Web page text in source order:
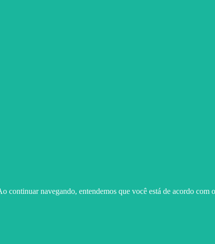
continuar navegando, entendemos que você está de acordo com